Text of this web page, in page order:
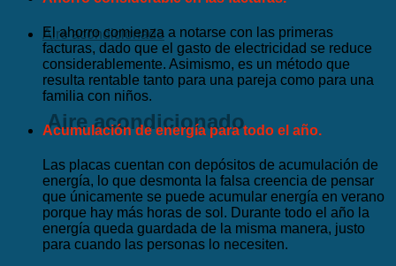
Aire acondicionado
Aire acondicionado
El ahorro comienza a notarse con las primeras
facturas, dado que el gasto de electricidad se reduce
considerablemente. Asimismo, es un método que
resulta rentable tanto para una pareja como para una
familia con niños.
Acumulación de energía para todo el año.
Las placas cuentan con depósitos de acumulación de
energía, lo que desmonta la falsa creencia de pensar
que únicamente se puede acumular energía en verano
porque hay más horas de sol. Durante todo el año la
energía queda guardada de la misma manera, justo
para cuando las personas lo necesiten.